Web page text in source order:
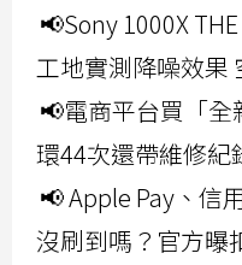
📢Sony 1000X
工地實測降噪效果
📢電商平台買「
環44次還帶維修紀
📢 Apple Pay、信
沒刷到嗎？官方曝